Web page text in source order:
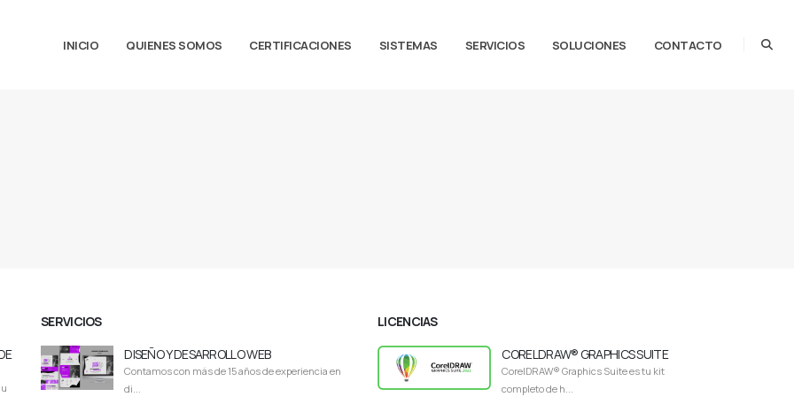
INICIO QUIENES SOMOS CERTIFICACIONES SISTEMAS SERVICIOS SOLUCIONES CONTACTO
SERVICIOS
DISEÑO Y DESARROLLO WEB
Contamos con más de 15 años de experiencia en
di...
LICENCIAS
CORELDRAW® GRAPHICS SUITE
CorelDRAW® Graphics Suite es tu kit
completo de h...